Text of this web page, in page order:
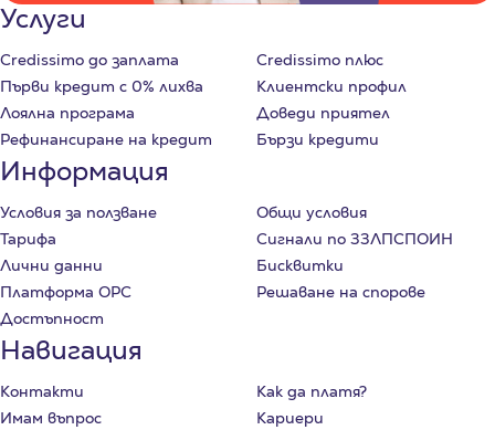
Услуги
Credissimo до заплата
Credissimo плюс
Първи кредит с 0% лихва
Клиентски профил
Лоялна програма
Доведи приятел
Рефинансиране на кредит
Бързи кредити
Информация
Условия за ползване
Общи условия
Тарифа
Сигнали по ЗЗЛПСПОИН
Лични данни
Бисквитки
Платформа ОРС
Решаване на спорове
Достъпност
Навигация
Контакти
Как да платя?
Имам въпрос
Кариери